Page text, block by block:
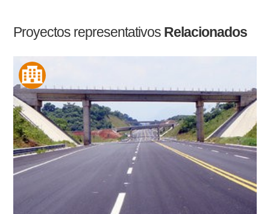
Proyectos representativos Relacionados